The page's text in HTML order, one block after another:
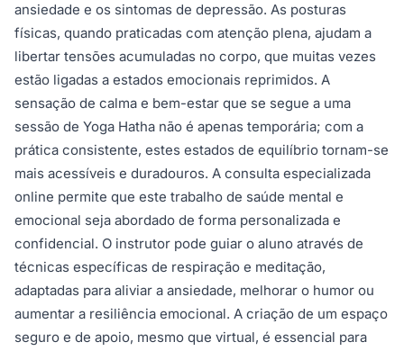
ansiedade e os sintomas de depressão. As posturas
físicas, quando praticadas com atenção plena, ajudam a
libertar tensões acumuladas no corpo, que muitas vezes
estão ligadas a estados emocionais reprimidos. A
sensação de calma e bem-estar que se segue a uma
sessão de Yoga Hatha não é apenas temporária; com a
prática consistente, estes estados de equilíbrio tornam-se
mais acessíveis e duradouros. A consulta especializada
online permite que este trabalho de saúde mental e
emocional seja abordado de forma personalizada e
confidencial. O instrutor pode guiar o aluno através de
técnicas específicas de respiração e meditação,
adaptadas para aliviar a ansiedade, melhorar o humor ou
aumentar a resiliência emocional. A criação de um espaço
seguro e de apoio, mesmo que virtual, é essencial para